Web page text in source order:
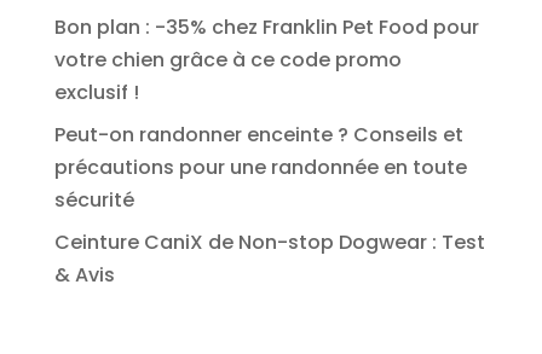
Bon plan : -35% chez Franklin Pet Food pour
votre chien grâce à ce code promo
exclusif !
Peut-on randonner enceinte ? Conseils et
précautions pour une randonnée en toute
sécurité
Ceinture CaniX de Non-stop Dogwear : Test
& Avis